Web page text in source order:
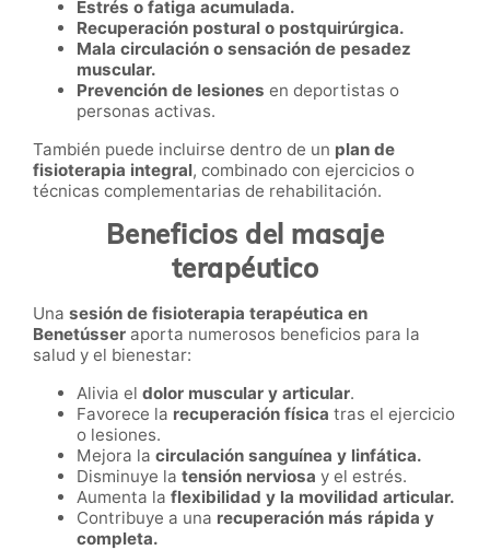
Estrés o fatiga acumulada.
Recuperación postural o postquirúrgica.
Mala circulación o sensación de pesadez
muscular.
Prevención de lesiones en deportistas o
personas activas.
También puede incluirse dentro de un plan de
fisioterapia integral, combinado con ejercicios o
técnicas complementarias de rehabilitación.
Beneficios del masaje
terapéutico
Una sesión de fisioterapia terapéutica en
Benetússer aporta numerosos beneficios para la
salud y el bienestar:
Alivia el dolor muscular y articular.
Favorece la recuperación física tras el ejercicio
o lesiones.
Mejora la circulación sanguínea y linfática.
Disminuye la tensión nerviosa y el estrés.
Aumenta la flexibilidad y la movilidad articular.
Contribuye a una recuperación más rápida y
completa.